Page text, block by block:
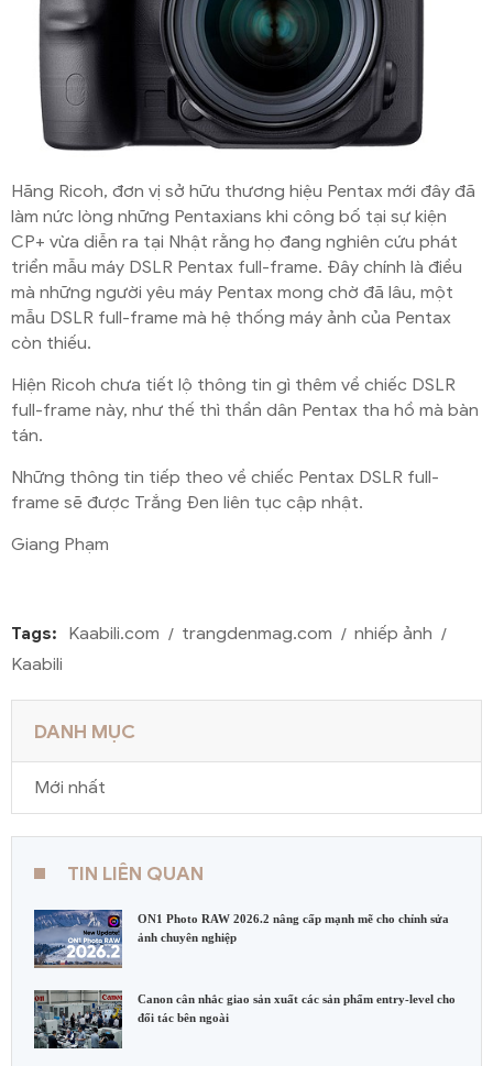
Hãng Ricoh, đơn vị sở hữu thương hiệu Pentax mới đây đã
làm nức lòng những Pentaxians khi công bố tại sự kiện
CP+ vừa diễn ra tại Nhật rằng họ đang nghiên cứu phát
triển mẫu máy DSLR Pentax full-frame. Đây chính là điều
mà những người yêu máy Pentax mong chờ đã lâu, một
mẫu DSLR full-frame mà hệ thống máy ảnh của Pentax
còn thiếu.
Hiện Ricoh chưa tiết lộ thông tin gì thêm về chiếc DSLR
full-frame này, như thế thì thần dân Pentax tha hồ mà bàn
tán.
Những thông tin tiếp theo về chiếc Pentax DSLR full-
frame sẽ được Trắng Đen liên tục cập nhật.
Giang Phạm
Tags: Kaabili.com trangdenmag.com
nhiếp ảnh
Kaabili
DANH MỤC
Mới nhất
TIN LIÊN QUAN
ON1 Photo RAW 2026.2 nâng cấp mạnh mẽ cho chỉnh sửa
ảnh chuyên nghiệp
Canon cân nhắc giao sản xuất các sản phẩm entry-level cho
đối tác bên ngoài